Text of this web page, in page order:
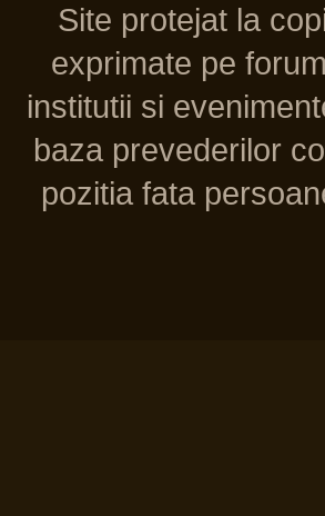
Site protejat la
exprimate pe
institutii si
baza prevederilor
pozitia fata